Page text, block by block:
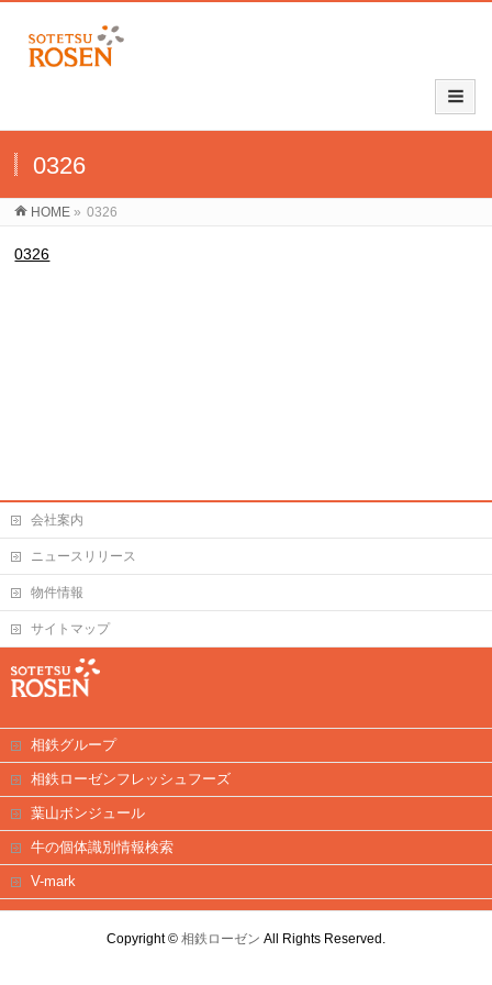
0326
HOME » 0326
0326
会社案内
ニュースリリース
物件情報
サイトマップ
相鉄グループ
相鉄ローゼンフレッシュフーズ
葉山ボンジュール
牛の個体識別情報検索
V-mark
Copyright © 相鉄ローゼン All Rights Reserved.